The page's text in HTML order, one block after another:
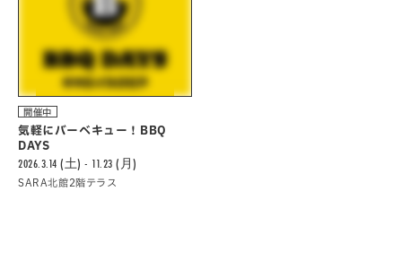
開催中
気軽にバーべキュー！BBQ
DAYS
2026.3.14 (土) - 11.23 (月)
SARA北館2階テラス